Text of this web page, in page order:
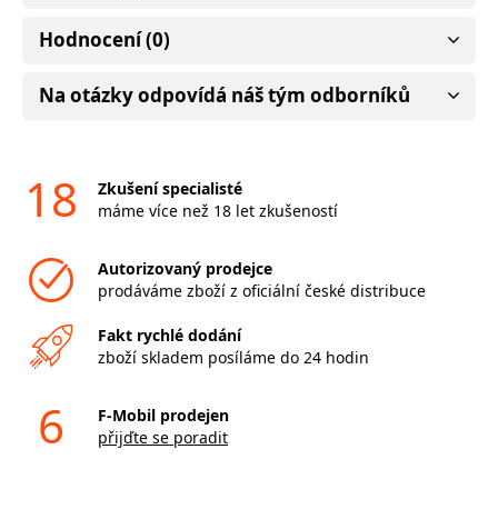
Hodnocení (0)
Na otázky odpovídá náš tým odborníků
18
Zkušení specialisté
máme více než 18 let zkušeností
Autorizovaný prodejce
prodáváme zboží z oficiální české distribuce
Fakt rychlé dodání
zboží skladem posíláme do 24 hodin
6
F-Mobil prodejen
přijďte se poradit